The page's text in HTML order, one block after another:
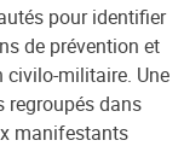
pour identifier
de prévention et
civilo-militaire. Une
regroupés dans
manifestants